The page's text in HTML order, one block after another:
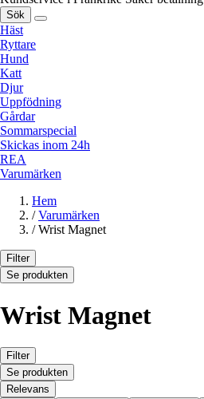
Sök
Häst
Ryttare
Hund
Katt
Djur
Uppfödning
Gårdar
Sommarspecial
Skickas inom 24h
REA
Varumärken
Hem
/ Varumärken
/ Wrist Magnet
Filter
Se produkten
Wrist Magnet
Filter
Se produkten
Relevans